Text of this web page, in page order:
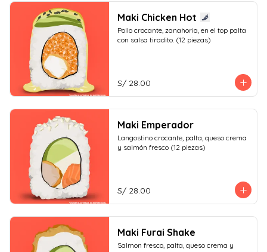
Maki Chicken Hot
Pollo crocante, zanahoria, en el top palta
con salsa tiradito. (12 piezas)
S/ 28.00
Maki Emperador
Langostino crocante, palta, queso crema
y salmón fresco (12 piezas)
S/ 28.00
Maki Furai Shake
Salmon fresco, palta, queso crema y